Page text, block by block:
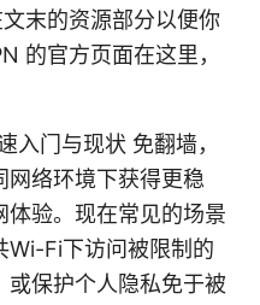
末的资源部分以便你
的官方页面在这里，
门与现状 免翻墙，
网络环境下获得更稳
体验。现在常见的场景
Wi-Fi下访问被限制的
或保护个人隐私免于被